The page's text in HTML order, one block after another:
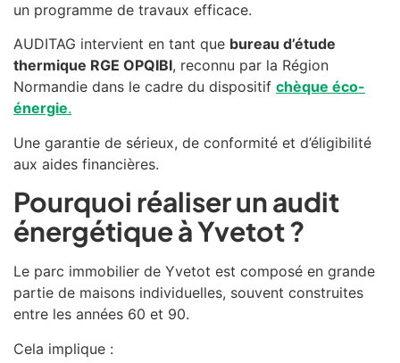
un programme de travaux efficace.
AUDITAG intervient en tant que bureau d’étude
thermique RGE OPQIBI, reconnu par la Région
Normandie dans le cadre du dispositif chèque éco-
énergie.
Une garantie de sérieux, de conformité et d’éligibilité
aux aides financières.
Pourquoi réaliser un audit
énergétique à Yvetot ?
Le parc immobilier de Yvetot est composé en grande
partie de maisons individuelles, souvent construites
entre les années 60 et 90.
Cela implique :